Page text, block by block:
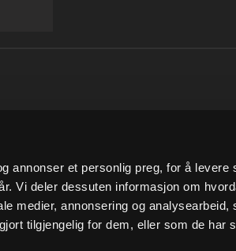
annonser et personlig preg, for å levere
Vi deler dessuten informasjon om
medier, annonsering og analysearbeid,
tilgjengelig for dem, eller som de har
Vilkår og
Personvern
Vår miljøpolitikk